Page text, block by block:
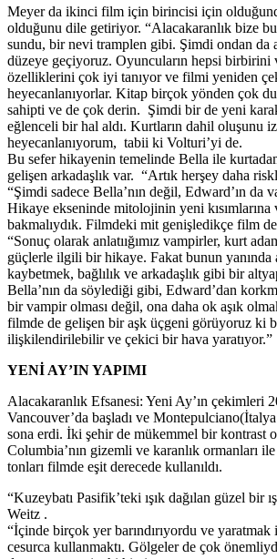
Meyer da ikinci film için birincisi için
olduğunu dile getiriyor. “Alacakaranlık bize
sundu, bir nevi tramplen gibi. Şimdi ondan da
düzeye geçiyoruz. Oyuncuların hepsi birbirini
özelliklerini çok iyi tanıyor ve filmi yeniden
heyecanlanıyorlar. Kitap birçok yönden çok
sahipti ve de çok derin. Şimdi bir de yeni
eğlenceli bir hal aldı. Kurtların dahil oluşunu
heyecanlanıyorum, tabii ki Volturi’yi de.
Bu sefer hikayenin temelinde Bella ile
gelişen arkadaşlık var. “Artık herşey daha
“Şimdi sadece Bella’nın değil, Edward’ın da
Hikaye ekseninde mitolojinin yeni kısımlarına
bakmalıydık. Filmdeki mit genişledikçe film
“Sonuç olarak anlatıığımız vampirler, kurt
güçlerle ilgili bir hikaye. Fakat bunun yanında
kaybetmek, bağlılık ve arkadaşlık gibi bir
Bella’nın da söylediği gibi, Edward’dan
bir vampir olması değil, ona daha ok aşık
filmde de gelişen bir aşk üçgeni görüyoruz ki
ilişkilendirilebilir ve çekici bir hava yaratıyor.”
YENİ AY’IN YAPIMI
Alacakaranlık Efsanesi: Yeni Ay’ın çekimleri
Vancouver’da başladı ve
sona erdi. İki şehir de mükemmel bir kontrast
Columbia’nın gizemli ve karanlık ormanları
tonları filmde eşit derecede kullanıldı.
“Kuzeybatı Pasifik’teki ışık dağılan güzel bir
Weitz .
“İçinde birçok yer barındırıyordu ve yaratmak
cesurca kullanmaktı. Gölgeler de çok